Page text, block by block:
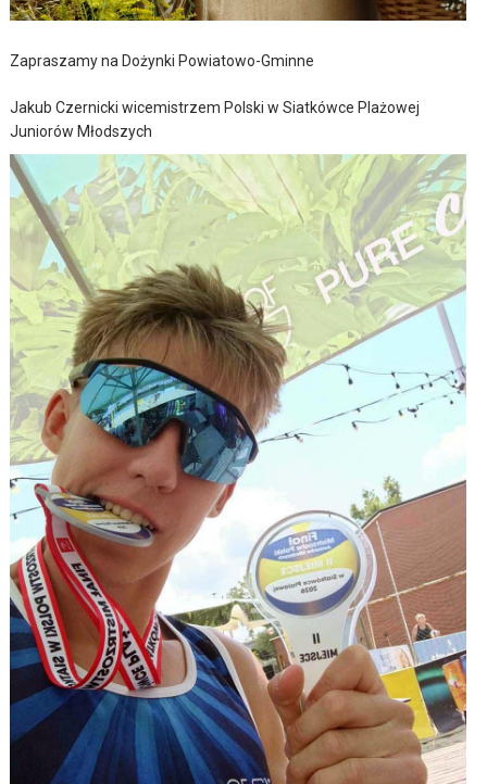
Zapraszamy na Dożynki Powiatowo-Gminne
Jakub Czernicki wicemistrzem Polski w Siatkówce Plażowej
Juniorów Młodszych